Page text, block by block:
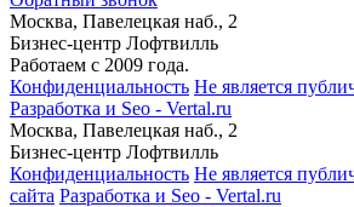
Москва, Павелецкая наб., 2
Бизнес-центр Лофтвилль
Работаем с 2009 года.
Конфиденциальность Не является
Разработка и Seo - Vertal.ru
Москва, Павелецкая наб., 2
Бизнес-центр Лофтвилль
Конфиденциальность Не является
сайта Разработка и Seo - Vertal.ru